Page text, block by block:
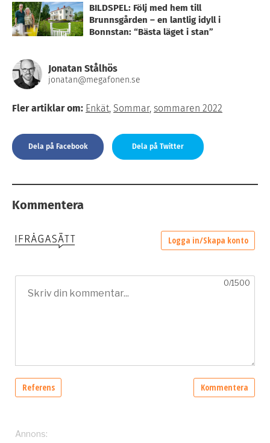
BILDSPEL: Följ med hem till
Brunnsgården – en lantlig idyll i
Bonnstan: “Bästa läget i stan”
Jonatan Stålhös
jonatan@megafonen.se
Fler artiklar om: Enkät, Sommar, sommaren 2022
Dela på Facebook Dela på Twitter
Kommentera